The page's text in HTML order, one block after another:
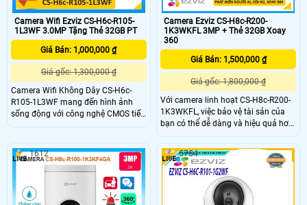
Camera Wifi Ezviz CS-H6c-R105-
1L3WF 3.0MP Tặng Thẻ 32GB PT
Giá Bán: 1,000,000 ₫
Giá gốc: 1,300,000 ₫
Camera Wifi Không Dây CS-H6c-
R105-1L3WF mang đến hình ảnh
sống động với công nghệ CMOS tiết
kiệm năng lượng có phát hiện
người, xem ban đêm 10m Hồng
Ngoại lưu độc lập trên thẻ nhớ. Chip
hình ảnh 3.0 MP, tiết kiệm chi phí với
chất lượng cao, tải nhanh H.265/H
Camera Ezviz CS-H8c-R200-
1K3WKFL 3MP + Thẻ 32GB Xoay
360
Giá Bán: 1,500,000 ₫
Giá gốc: 1,800,000 ₫
Với camera linh hoạt CS-H8c-R200-
1K3WKFL, việc bảo vệ tài sản của
bạn có thể dễ dàng và hiệu quả hơn
bao giờ hết. Từ ban ngày đến ban
đêm, bạn có thể tận hưởng góc nhìn
rõ ràng và toàn diện của không gian
ngoại vi của mình - cho dù đó là nhà
của bạn hay doanh nghiệp của bạn
- với hình ảnh 2K và phạm vi 360°
1612 5754